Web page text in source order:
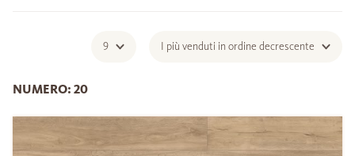
NUMERO: 20
9 I più venduti in ordine decrescente